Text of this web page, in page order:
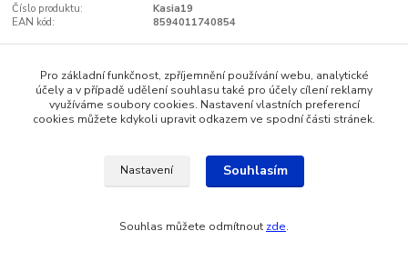
Číslo produktu:
Kasia19
EAN kód:
8594011740854
Zboží zařazeno v kategoriích
Koření a dochucovadla
Pro základní funkčnost, zpříjemnění používání webu, analytické
účely a v případě udělení souhlasu také pro účely cílení reklamy
využíváme soubory cookies. Nastavení vlastních preferencí
cookies můžete kdykoli upravit odkazem ve spodní části stránek.
Nastavení Souhlasím
Souhlas můžete odmítnout zde.